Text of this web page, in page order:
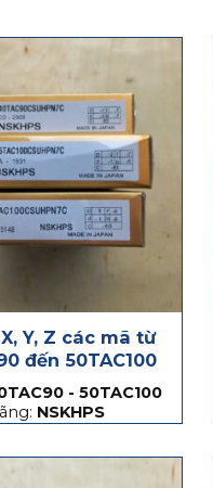
Y, Z các mã từ
đến 50TAC100
- 50TAC100
NSKHPS